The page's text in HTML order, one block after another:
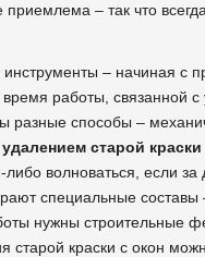
приемлема – так что
– начиная с
работы, связанной
разные способы –
старой
волноваться, если за
специальные составы
нужны строительные
краски с окон